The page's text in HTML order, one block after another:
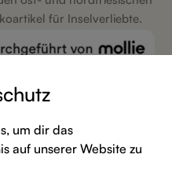
für Inselverliebte.
um dir das
auf unserer Website zu